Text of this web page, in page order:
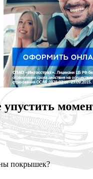
покрышек?